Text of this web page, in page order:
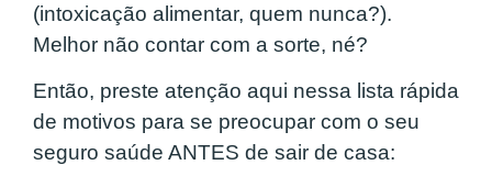
(intoxicação alimentar, quem nunca?).
Melhor não contar com a sorte, né?
Então, preste atenção aqui nessa lista rápida
de motivos para se preocupar com o seu
seguro saúde ANTES de sair de casa: